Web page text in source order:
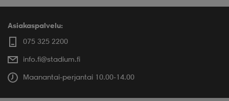
Asiakaspalvelu:
075 325 2200
info.fi@stadium.fi
Maanantai-perjantai 10.00-14.00